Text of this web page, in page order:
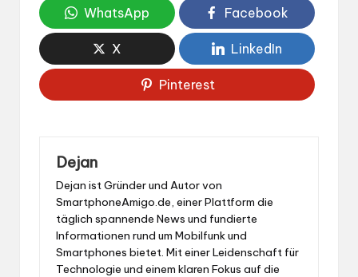
WhatsApp
Facebook
X LinkedIn
Pinterest
Dejan
Dejan ist Gründer und Autor von
SmartphoneAmigo.de, einer Plattform die
täglich spannende News und fundierte
Informationen rund um Mobilfunk und
Smartphones bietet. Mit einer Leidenschaft für
Technologie und einem klaren Fokus auf die